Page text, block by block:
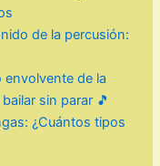
de la percusión:
envolvente de la
sin parar 🎵
¿Cuántos tipos